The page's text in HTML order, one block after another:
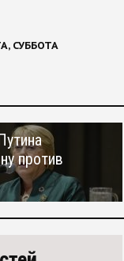
СУББОТА
против